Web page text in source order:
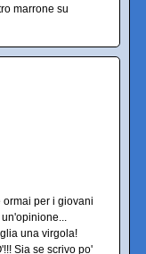
marrone su
per i giovani
una virgola!
Sia se scrivo po'